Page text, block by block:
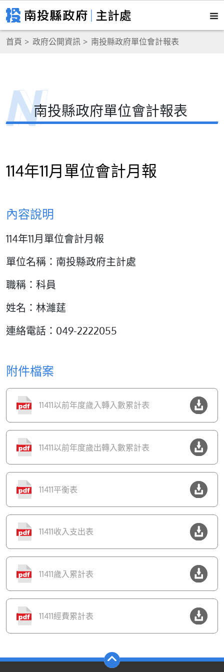
首頁 政府公開資訊 南投縣政府單位會計報表
南投縣政府單位會計報表
114年11月單位會計月報
內容說明
114年11月單位會計月報
單位名稱：南投縣政府主計處
職稱：科員
姓名：林濰莛
連絡電話：049-2222055
附件檔案
11411以前年度歲入轉入數累計表
11411以前年度歲出轉入數累計表
11411平衡表
11411收入支出表
11411歲入累計表
11411經費累計表